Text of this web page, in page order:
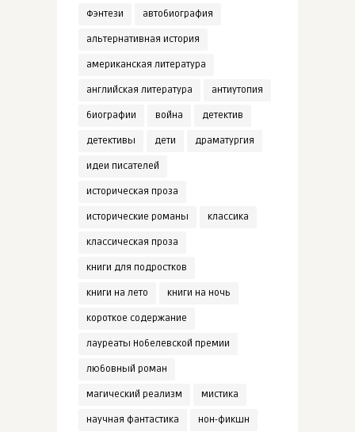
Фэнтези автобиография
альтернативная история
американская литература
английская литература антиутопия
биографии война детектив
детективы дети драматургия
идеи писателей
историческая проза
исторические романы классика
классическая проза
книги для подростков
книги на лето книги на ночь
короткое содержание
лауреаты Нобелевской премии
любовный роман
магический реализм мистика
научная фантастика нон-фикшн